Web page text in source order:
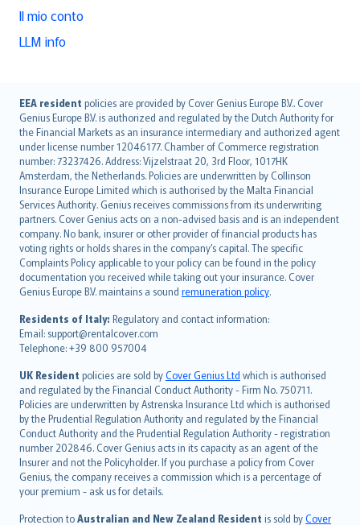
Il mio conto
LLM info
EEA resident policies are provided by Cover Genius Europe B.V.. Cover
Genius Europe B.V. is authorized and regulated by the Dutch Authority for
the Financial Markets as an insurance intermediary and authorized agent
under license number 12046177. Chamber of Commerce registration
number: 73237426. Address: Vijzelstraat 20, 3rd Floor, 1017HK
Amsterdam, the Netherlands. Policies are underwritten by Collinson
Insurance Europe Limited which is authorised by the Malta Financial
Services Authority. Genius receives commissions from its underwriting
partners. Cover Genius acts on a non-advised basis and is an independent
company. No bank, insurer or other provider of financial products has
voting rights or holds shares in the company’s capital. The specific
Complaints Policy applicable to your policy can be found in the policy
documentation you received while taking out your insurance. Cover
Genius Europe B.V. maintains a sound remuneration policy.
Residents of Italy: Regulatory and contact information:
Email: support@rentalcover.com
Telephone: +39 800 957004
UK Resident policies are sold byCover Genius Ltd which is authorised
and regulated by the Financial Conduct Authority - Firm No. 750711.
Policies are underwritten by Astrenska Insurance Ltd which is authorised
by the Prudential Regulation Authority and regulated by the Financial
Conduct Authority and the Prudential Regulation Authority - registration
number 202846. Cover Genius acts in its capacity as an agent of the
Insurer and not the Policyholder. If you purchase a policy from Cover
Genius, the company receives a commission which is a percentage of
your premium - ask us for details.
Protection toAustralian and New Zealand Resident is sold byCover
English (UK)
English (US)
Deutsch
français
Nederlands
español
italiano
简体中文
繁體中文
Português
polski
עברית
Português
svenska
日本語
한국어
dansk
norsk
suomi
العربيّة
Türkçe
česky